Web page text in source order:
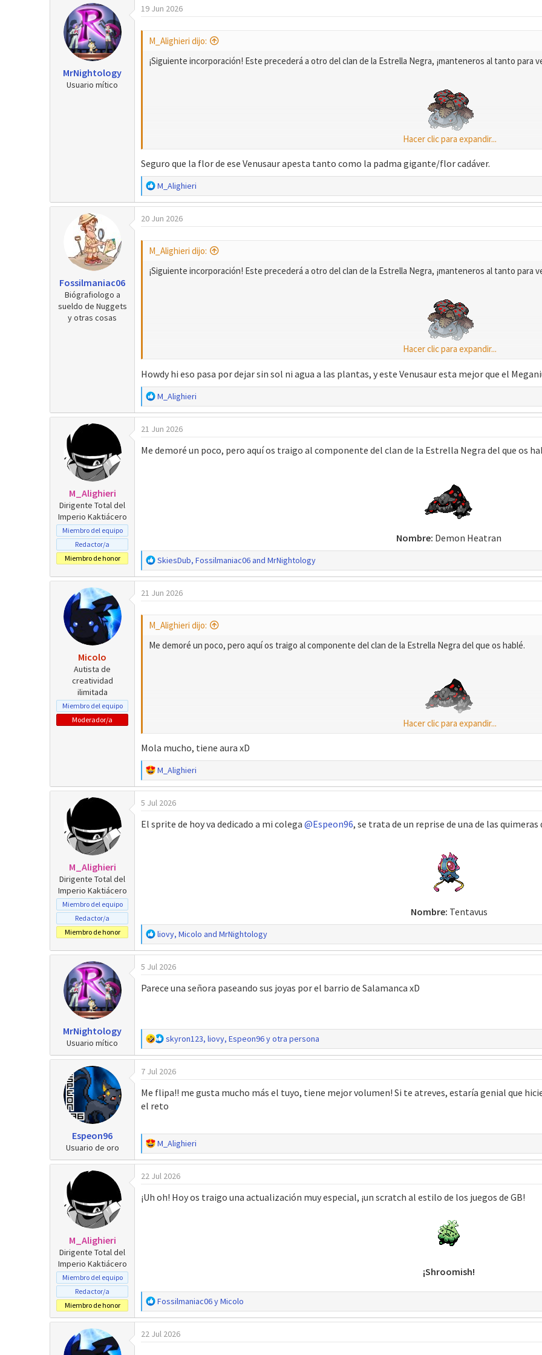
d
e
i
i
c
MrNightology
Usuario mítico
19 Jun 2026
M_Alighieri dijo:
¡Siguiente incorporación! Este precederá a otro del clan de la Estrella Negra, ¡manteneros al tanto para
Nombre:Demon Venusaur​
Hacer clic para expandir...
Seguro que la flor de ese Venusaur apesta tanto como la padma gigante/flor cadáver.
R
e
a
c
o
n
e
M_Alighieri
Fossilmaniac06
Biógrafiologo a
sueldo de Nuggets
y otras cosas
20 Jun 2026
M_Alighieri dijo:
¡Siguiente incorporación! Este precederá a otro del clan de la Estrella Negra, ¡manteneros al tanto para
Nombre:Demon Venusaur​
Hacer clic para expandir...
Howdy hi eso pasa por dejar sin sol ni agua a las plantas, y este Venusaur esta mejor que el
R
e
a
c
i
M_Alighieri
M_Alighieri
Dirigente Total del
Imperio Kaktiácero
Miembro del equipo
Redactor/a
Miembro de honor
21 Jun 2026
Me demoré un poco, pero aquí os traigo al componente del clan de la Estrella Negra del que os
Nombre: Demon Heatran​
R
e
a
c
o
e
SkiesDub, Fossilmaniac06and MrNightology
Micolo
Autista de
creatividad
ilimitada
Miembro del equipo
Moderador/a
21 Jun 2026
M_Alighieri dijo:
Me demoré un poco, pero aquí os traigo al componente del clan de la Estrella Negra del que os hablé.
Demon Heatran​
Hacer clic para expandir...
Mola mucho, tiene aura xD
R
e
a
c
i
M_Alighieri
M_Alighieri
Dirigente Total del
Imperio Kaktiácero
Miembro del equipo
Redactor/a
Miembro de honor
5 Jul 2026
El sprite de hoy va dedicado a mi colega @Espeon96, se trata de un reprise de una de las quimeras
Nombre: Tentavus​
R
e
a
c
i
s
:
liovy, Micolo and MrNightology
MrNightology
Usuario mítico
5 Jul 2026
Parece una señora paseando sus joyas por el barrio de Salamanca xD
R
e
a
c
i
o
s
:
skyron123, liovy, Espeon96y otra persona
Espeon96
Usuario de oro
7 Jul 2026
Me flipa!! me gusta mucho más el tuyo, tiene mejor volumen! Si te atreves, estaría genial que
el reto
R
e
a
c
i
M_Alighieri
M_Alighieri
Dirigente Total del
Imperio Kaktiácero
Miembro del equipo
Redactor/a
Miembro de honor
22 Jul 2026
¡Uh oh! Hoy os traigo una actualización muy especial, ¡un scratch al estilo de los juegos de GB!
¡Shroomish!
R
e
a
c
Fossilmaniac06yMicolo
22 Jul 2026